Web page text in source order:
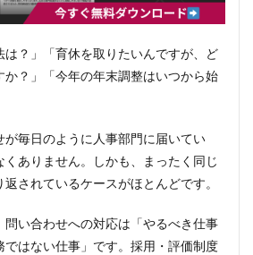
は？」「育休を取りたいんですが、ど
か？」「今年の年末調整はいつから始
が毎日のように人事部門に届いてい
くありません。しかも、まったく同じ
されているケースがほとんどです。
問い合わせへの対応は「やるべき仕事
ではない仕事」です。採用・評価制度